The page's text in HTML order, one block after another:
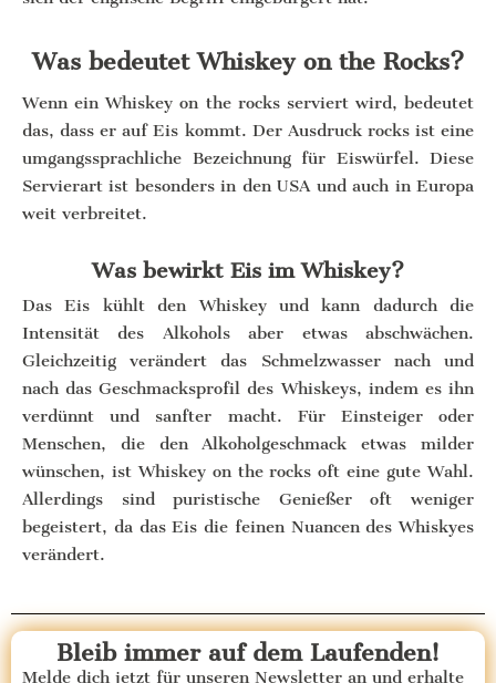
Was bedeutet Whiskey on the Rocks?
Wenn ein Whiskey on the rocks serviert wird, bedeutet
das, dass er auf Eis kommt. Der Ausdruck rocks ist eine
umgangssprachliche Bezeichnung für Eiswürfel. Diese
Servierart ist besonders in den USA und auch in Europa
weit verbreitet.
Was bewirkt Eis im Whiskey?
Das Eis kühlt den Whiskey und kann dadurch die
Intensität des Alkohols aber etwas abschwächen.
Gleichzeitig verändert das Schmelzwasser nach und
nach das Geschmacksprofil des Whiskeys, indem es ihn
verdünnt und sanfter macht. Für Einsteiger oder
Menschen, die den Alkoholgeschmack etwas milder
wünschen, ist Whiskey on the rocks oft eine gute Wahl.
Allerdings sind puristische Genießer oft weniger
begeistert, da das Eis die feinen Nuancen des Whiskyes
verändert.
Bleib immer auf dem Laufenden!
Melde dich jetzt für unseren Newsletter an und erhalte